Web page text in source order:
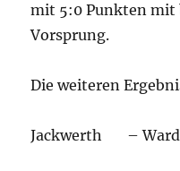
mit 5:0 Punkten mit
Vorsprung.
Die weiteren
Jackwerth –